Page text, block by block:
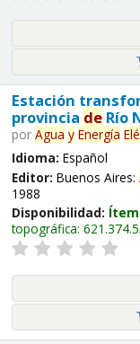
Estación
provincia deRío
por Agua y Energía
Idioma: Español
Editor: Buenos Aires:
1988
Disponibilidad:
topográfica: